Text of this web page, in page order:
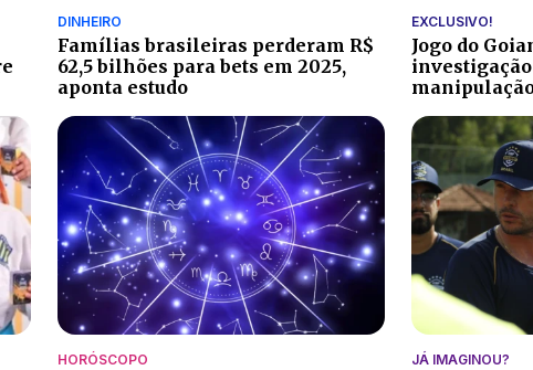
DINHEIRO
Famílias brasileiras perderam R$
62,5 bilhões para bets em 2025,
aponta estudo
EXCLUSIVO!
Jogo do
HORÓSCOPO JÁ IMAGINOU?